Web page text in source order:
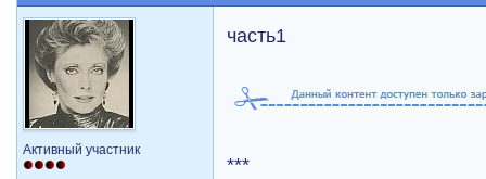
Активный участник
часть1
***